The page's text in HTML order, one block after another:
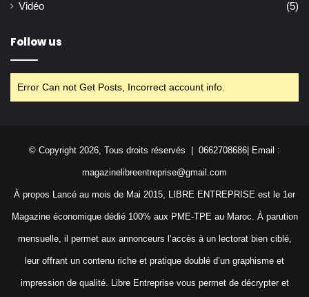
Vidéo
(5)
Follow us
Error Can not Get Posts, Incorrect account info.
© Copyright 2026, Tous droits réservés | 0662708686| Email :
magazinelibreentreprise@gmail.com
À propos Lancé au mois de Mai 2015, LIBRE ENTREPRISE est le 1er
Magazine économique dédié 100% aux PME-TPE au Maroc. À parution
mensuelle, il permet aux annonceurs l’accès à un lectorat bien ciblé,
leur offrant un contenu riche et pratique doublé d’un graphisme et
impression de qualité. Libre Entreprise vous permet de décrypter et